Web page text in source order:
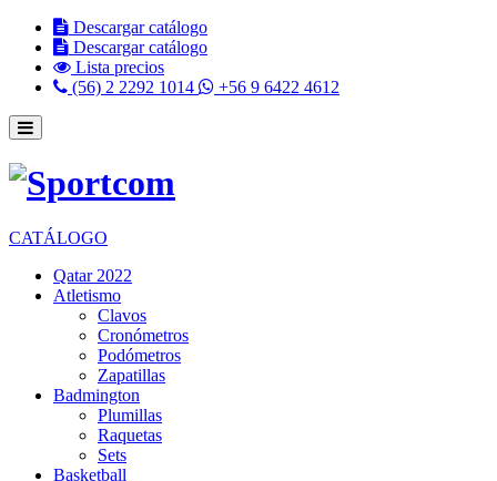
Descargar catálogo
Descargar catálogo
Lista precios
(56) 2 2292 1014
+56 9 6422 4612
CATÁLOGO
Qatar 2022
Atletismo
Clavos
Cronómetros
Podómetros
Zapatillas
Badmington
Plumillas
Raquetas
Sets
Basketball